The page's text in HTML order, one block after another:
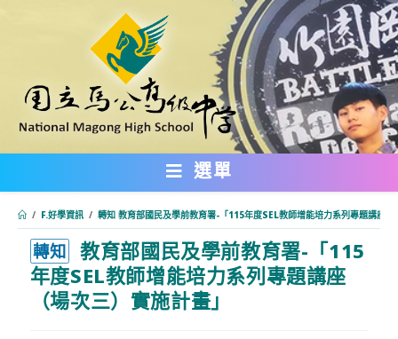
內
選單
/ F.好學資訊 / 轉知 教育部國民及學前教育署-「115年度SEL教師增能培力系列專題講座（
轉知
教育部國民及學前教育署-「115
年度SEL教師增能培力系列專題講座
（場次三）實施計畫」